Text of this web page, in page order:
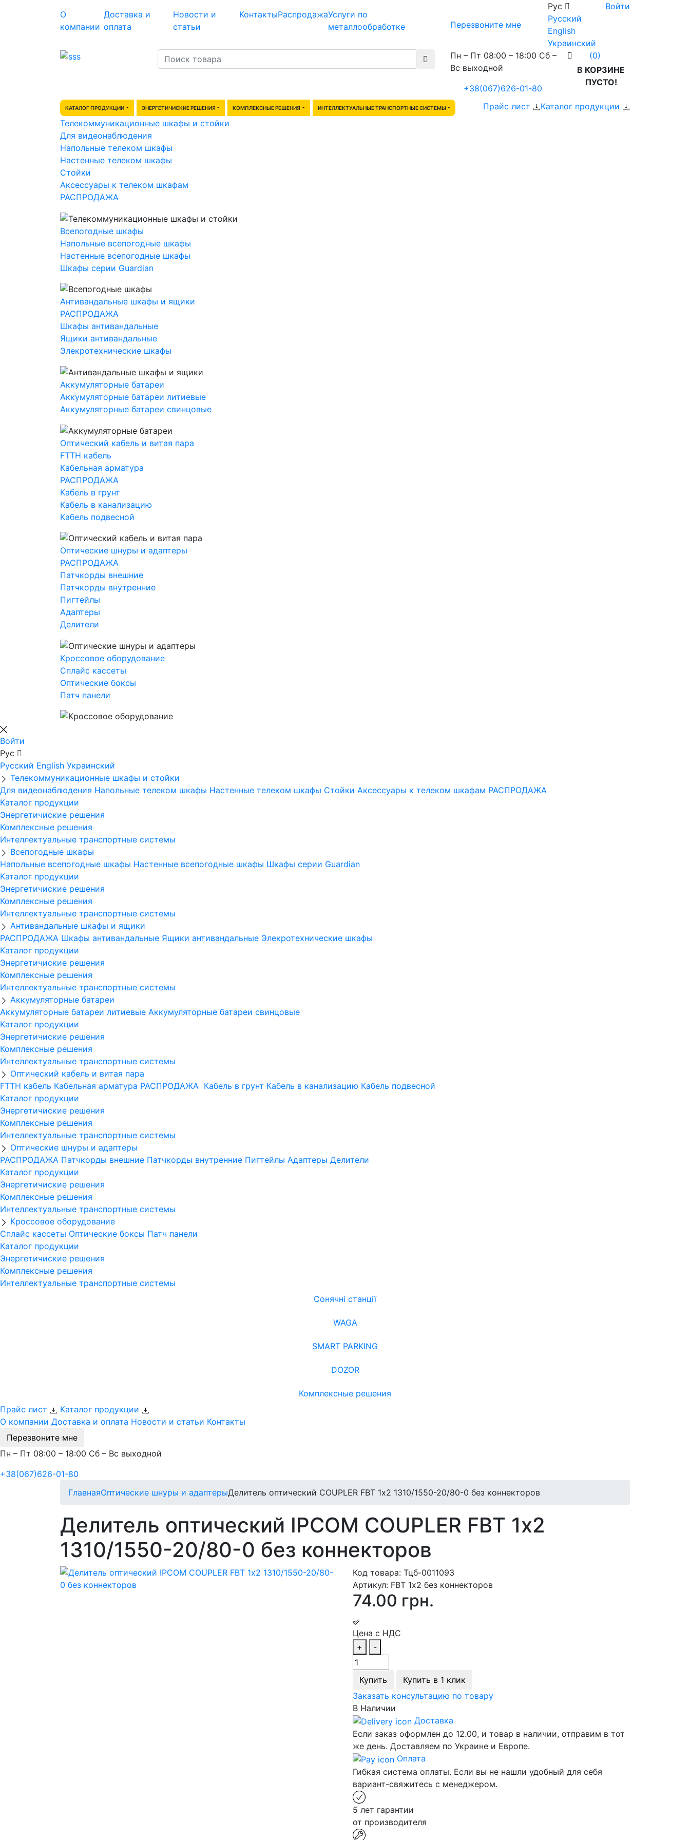
О
компании
Доставка и
оплата
Новости и
статьи
КонтактыРаспродажаУслуги по
металлообработке
Перезвоните мне
Рус
Русский
English
Украинский
Войти
Пн – Пт 08:00 – 18:00 Сб –
Вс выходной
+38(067)626-01-80
(0)
В КОРЗИНЕ
ПУСТО!
КАТАЛОГ ПРОДУКЦИИ ЭНЕРГЕТИЧИСКИЕ РЕШЕНИЯ КОМПЛЕКСНЫЕ РЕШЕНИЯ ИНТЕЛЛЕКТУАЛЬНЫЕ ТРАНСПОРТНЫЕ СИСТЕМЫ Прайс лист
Каталог продукции
Телекоммуникационные шкафы и стойки
Для видеонаблюдения
Напольные телеком шкафы
Настенные телеком шкафы
Стойки
Аксессуары к телеком шкафам
РАСПРОДАЖА
Всепогодные шкафы
Напольные всепогодные шкафы
Настенные всепогодные шкафы
Шкафы серии Guardian
Антивандальные шкафы и ящики
РАСПРОДАЖА
Шкафы антивандальные
Ящики антивандальные
Элекротехнические шкафы
Аккумуляторные батареи
Аккумуляторные батареи литиевые
Аккумуляторные батареи свинцовые
Оптический кабель и витая пара
FTTH кабель
Кабельная арматура
РАСПРОДАЖА
Кабель в грунт
Кабель в канализацию
Кабель подвесной
Оптические шнуры и адаптеры
РАСПРОДАЖА
Патчкорды внешние
Патчкорды внутренние
Пигтейлы
Адаптеры
Делители
Кроссовое оборудование
Сплайс кассеты
Оптические боксы
Патч панели
Войти
Рус
Русский English Украинский
Телекоммуникационные шкафы и стойки
Для видеонаблюдения Напольные телеком шкафы Настенные телеком шкафы Стойки Аксессуары к телеком шкафам РАСПРОДАЖА
Каталог продукции
Энергетичиские решения
Комплексные решения
Интеллектуальные транспортные системы
Всепогодные шкафы
Напольные всепогодные шкафы Настенные всепогодные шкафы Шкафы серии Guardian
Каталог продукции
Энергетичиские решения
Комплексные решения
Интеллектуальные транспортные системы
Антивандальные шкафы и ящики
РАСПРОДАЖА Шкафы антивандальные Ящики антивандальные Элекротехнические шкафы
Каталог продукции
Энергетичиские решения
Комплексные решения
Интеллектуальные транспортные системы
Аккумуляторные батареи
Аккумуляторные батареи литиевые Аккумуляторные батареи свинцовые
Каталог продукции
Энергетичиские решения
Комплексные решения
Интеллектуальные транспортные системы
Оптический кабель и витая пара
FTTH кабель Кабельная арматура РАСПРОДАЖА Кабель в грунт Кабель в канализацию Кабель подвесной
Каталог продукции
Энергетичиские решения
Комплексные решения
Интеллектуальные транспортные системы
Оптические шнуры и адаптеры
РАСПРОДАЖА Патчкорды внешние Патчкорды внутренние Пигтейлы Адаптеры Делители
Каталог продукции
Энергетичиские решения
Комплексные решения
Интеллектуальные транспортные системы
Кроссовое оборудование
Сплайс кассеты Оптические боксы Патч панели
Каталог продукции
Энергетичиские решения
Комплексные решения
Интеллектуальные транспортные системы
Сонячні станції
WAGA
SMART PARKING
DOZOR
Комплексные решения
Прайс лист
Каталог продукции
О компании Доставка и оплата Новости и статьи Контакты
Перезвоните мне
Пн – Пт 08:00 – 18:00 Сб – Вс выходной
+38(067)626-01-80
ГлавнаяОптические шнуры и адаптерыДелитель оптический COUPLER FBT 1х2 1310/1550-20/80-0 без коннекторов
Делитель оптический IPCOM COUPLER FBT 1х2
1310/1550-20/80-0 без коннекторов
Код товара: Тцб-0011093
Артикул: FBT 1х2 без коннекторов
74.00 грн.
Цена с НДС
+
-
Купить
Купить в 1 клик
Заказать консультацию по товару
В Наличии
Доставка
Если заказ оформлен до 12.00, и товар в наличии, отправим в тот
же день. Доставляем по Украине и Европе.
Оплата
Гибкая система оплаты. Если вы не нашли удобный для себя
вариант-свяжитесь с менеджером.
5 лет гарантии
от производителя